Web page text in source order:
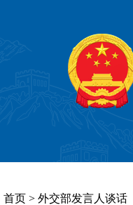
首页 > 外交部发言人谈话